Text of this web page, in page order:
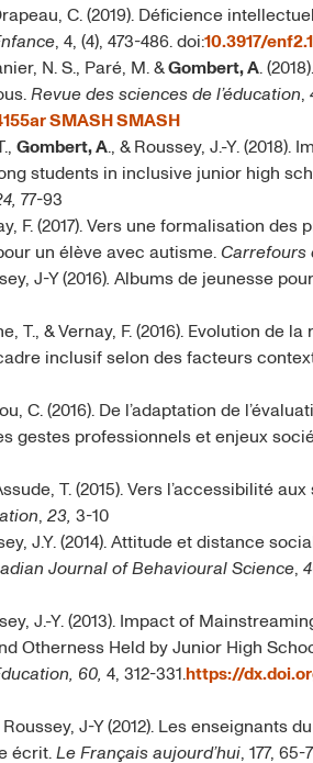
C. (2019). Déficience
, 4, (4), 473-486. doi:10.3917/
N. S., Paré, M. &Gombert, A.
Revue des sciences de l’éducation,
SMASH SMASH
Gombert, A., & Roussey, J.-Y.
students in inclusive junior high
77-93
F. (2017). Vers une formalisation
un élève avec autisme. Carrefours
J-Y (2016). Albums de jeunesse
T., & Vernay, F. (2016). Evolution de
inclusif selon des facteurs
C. (2016). De l’adaptation de
gestes professionnels et enjeux
T. (2015). Vers l’accessibilité
, 23, 3-10
J.Y. (2014). Attitude et distance
Journal of Behavioural Science,
J.-Y. (2013). Impact of
Otherness Held by Junior High
60, 4, 312-331. https://
J-Y (2012). Les enseignants
écrit. Le Français aujourd’hui, 177, 65-